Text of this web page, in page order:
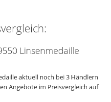
Linsenmedaille
aktuell noch bei 3 Händlern
Angebote im Preisvergleich auf